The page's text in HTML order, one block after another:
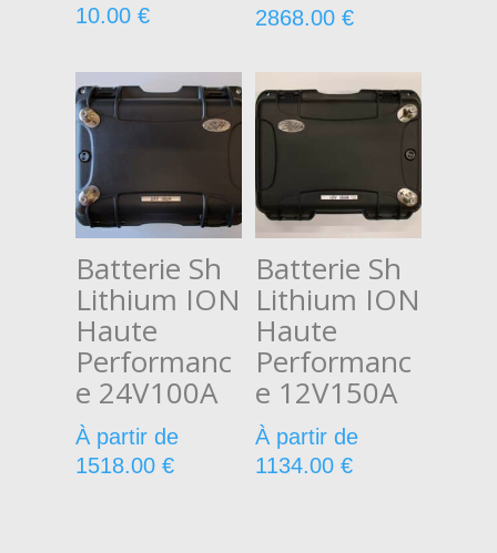
10.00 € 2868.00€
Batterie Sh
Lithium ION
Haute
Performanc
e 24V100A
À partir de
1518.00 €
Batterie Sh
Lithium ION
Haute
Performanc
e 12V150A
À partir de
1134.00€